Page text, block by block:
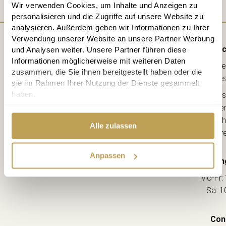
Wir verwenden Cookies, um Inhalte und Anzeigen zu
personalisieren und die Zugriffe auf unsere Website zu
analysieren. Außerdem geben wir Informationen zu Ihrer
Verwendung unserer Website an unsere Partner Werbung
und Analysen weiter. Unsere Partner führen diese
Informationen möglicherweise mit weiteren Daten
zusammen, die Sie ihnen bereitgestellt haben oder die
sie im Rahmen Ihrer Nutzung der Dienste gesammelt
haben.
Alle zulassen
Anpassen
12163
(Ecke
-->
Mo-Fr:
Sa: